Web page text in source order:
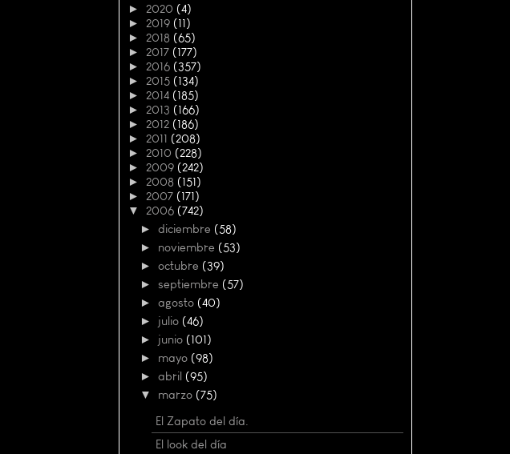
► 2020 (4)
► 2019 (11)
► 2018 (65)
► 2017 (177)
► 2016 (357)
► 2015 (134)
► 2014 (185)
► 2013 (166)
► 2012 (186)
► 2011 (208)
► 2010 (228)
► 2009 (242)
► 2008 (151)
► 2007 (171)
▼ 2006 (742)
► diciembre (58)
► noviembre (53)
► octubre (39)
► septiembre (57)
► agosto (40)
► julio (46)
► junio (101)
► mayo (98)
► abril (95)
▼ marzo (75)
El Zapato del día.
El look del día